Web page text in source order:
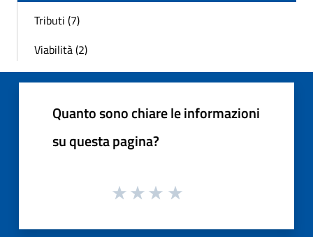
Tributi (7)
Viabilità (2)
Quanto sono chiare le informazioni
su questa pagina?